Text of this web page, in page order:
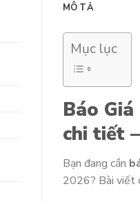
MÔ TẢ
Mục lục
Báo
chi tiết
Bạn đang cần
2026? Bài viết